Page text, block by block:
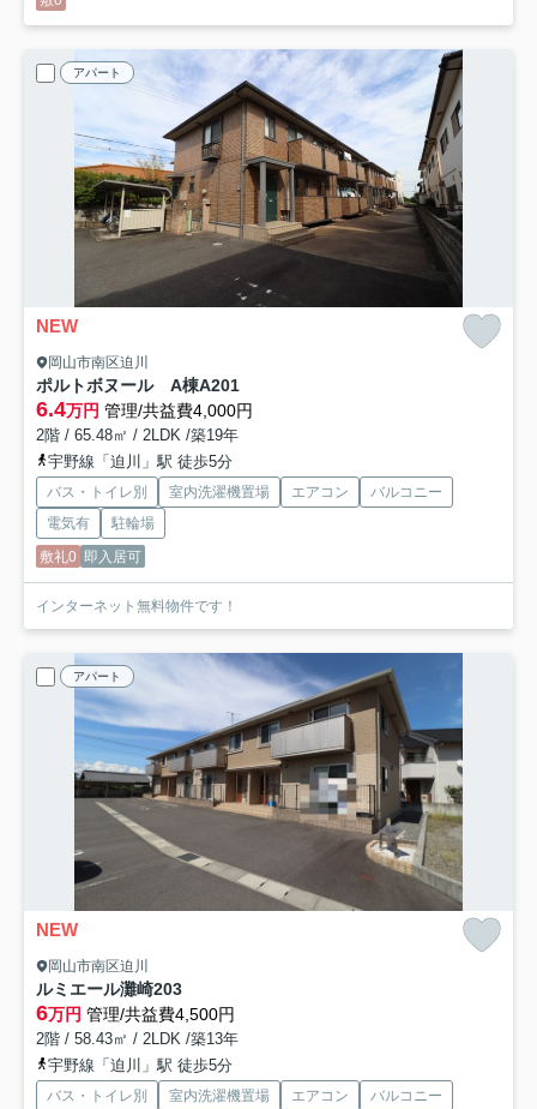
アパート
NEW
岡山市南区迫川
ポルトボヌール A棟A201
6.4万円 管理/共益費4,000円
2階 / 65.48㎡ / 2LDK /築19年
宇野線「迫川」駅 徒歩5分
バス・トイレ別 室内洗濯機置場 エアコン
バルコニー
電気有
駐輪場
敷礼0 即入居可
インターネット無料物件です！
アパート
NEW
岡山市南区迫川
ルミエール灘崎203
6万円 管理/共益費4,500円
2階 / 58.43㎡ / 2LDK /築13年
宇野線「迫川」駅 徒歩5分
バス・トイレ別 室内洗濯機置場 エアコン
バルコニー